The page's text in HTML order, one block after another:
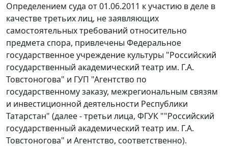
Определением суда от 01.06.2011 к участию в деле в
качестве третьих лиц, не заявляющих
самостоятельных требований относительно
предмета спора, привлечены Федеральное
государственное учреждение культуры "Российский
государственный академический театр им. Г.А.
Товстоногова" и ГУП "Агентство по
государственному заказу, межрегиональным связям
и инвестиционной деятельности Республики
Татарстан" (далее - третьи лица, ФГУК ""Российский
государственный академический театр им. Г.А.
Товстоногова" и Агентство, соответственно).